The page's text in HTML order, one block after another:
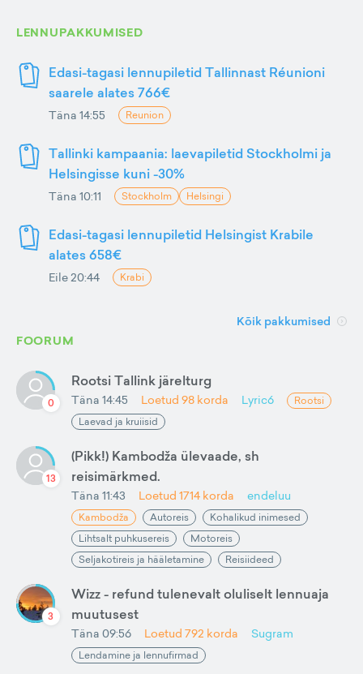
LENNUPAKKUMISED
Edasi-tagasi lennupiletid Tallinnast Réunioni
saarele alates 766€
Täna 14:55 Reunion
Tallinki kampaania: laevapiletid Stockholmi ja
Helsingisse kuni -30%
Täna 10:11 Stockholm Helsingi
Edasi-tagasi lennupiletid Helsingist Krabile
alates 658€
Eile 20:44 Krabi
Kõik pakkumised
FOORUM
0
Rootsi Tallink järelturg
Täna 14:45 Loetud 98 korda Lyric6
Rootsi
Laevad ja kruiisid
13
(Pikk!) Kambodža ülevaade, sh
reisimärkmed.
Täna 11:43 Loetud 1714 korda endeluu
Kambodža Autoreis
Kohalikud inimesed
Lihtsalt puhkusereis
Motoreis
Seljakotireis ja hääletamine
Reisiideed
3
Wizz - refund tulenevalt oluliselt lennuaja
muutusest
Täna 09:56 Loetud 792 korda Sugram
Lendamine ja lennufirmad